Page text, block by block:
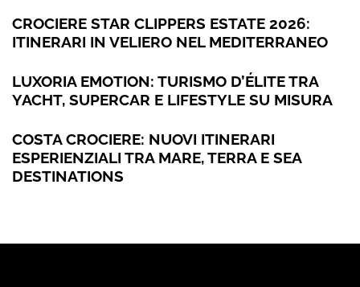
CROCIERE STAR CLIPPERS ESTATE 2026:
ITINERARI IN VELIERO NEL MEDITERRANEO
LUXORIA EMOTION: TURISMO D’ÉLITE TRA
YACHT, SUPERCAR E LIFESTYLE SU MISURA
COSTA CROCIERE: NUOVI ITINERARI
ESPERIENZIALI TRA MARE, TERRA E SEA
DESTINATIONS